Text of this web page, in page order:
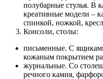
полубарные стулья. В
креативные модели –
спинкой, ножкой,
Консоли, столы:
письменные. С
кожаным покрытием
журнальные. Со
речного камня,